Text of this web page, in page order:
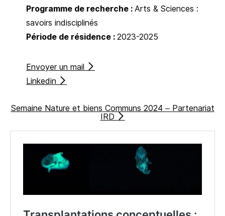
Programme de recherche : Arts & Sciences :
savoirs indisciplinés
Période de résidence : 2023-2025
Envoyer un mail
Linkedin
Semaine Nature et biens Communs 2024 – Partenariat
IRD